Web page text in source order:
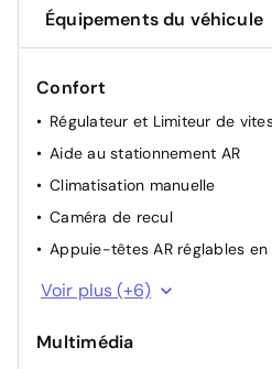
Équipements du véhicule
Confort
Régulateur et Limiteur de
Aide au stationnement AR
Climatisation manuelle
Caméra de recul
Appuie-têtes AR réglables
Direction Assistée
Vitre conducteur séquentielle
Voir plus (+6)
Multimédia